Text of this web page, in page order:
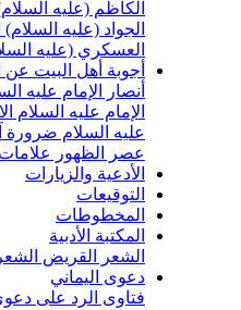
(عليه السلام) الإمام
(عليه السلام) الإمام
(عليه السلام)
أهل البيت عن المسائل
الإمام عليه السلامسنن
عليه السلامالانتظار
السلام ضرورة آيات مؤولة
علامات الظهورغيبة
والزيارات
الأدبية
الشعر الشعبي
اليماني
الرد على دعوى اليماني